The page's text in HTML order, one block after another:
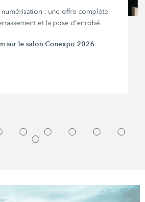
numérisation : une offre complète
et la pose d'enrobé
sur le salon Conexpo 2026